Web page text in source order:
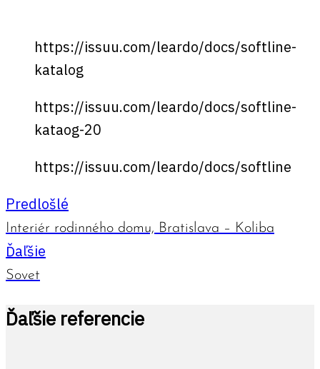
https://issuu.com/leardo/docs/softline-
katalog
https://issuu.com/leardo/docs/softline-
kataog-20
https://issuu.com/leardo/docs/softline
Predlošlé
Interiér rodinného domu, Bratislava – Koliba
Ďaľšie
Sovet
Ďaľšie referencie